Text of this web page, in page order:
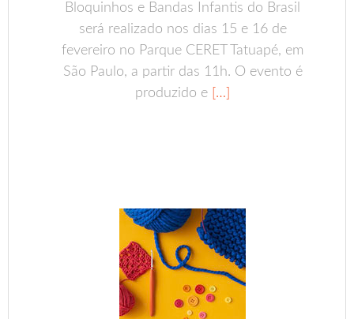
Bloquinhos e Bandas Infantis do Brasil
será realizado nos dias 15 e 16 de
fevereiro no Parque CERET Tatuapé, em
São Paulo, a partir das 11h. O evento é
produzido e […]